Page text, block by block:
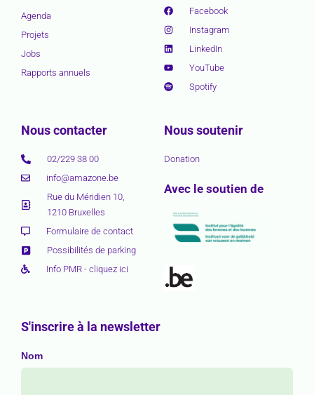
Agenda
Projets
Jobs
Rapports annuels
Facebook
Instagram
LinkedIn
YouTube
Spotify
Nous contacter
02/229 38 00
info@amazone.be
Rue du Méridien 10,
1210 Bruxelles
Formulaire de contact
Possibilités de parking
Info PMR - cliquez ici
Nous soutenir
Donation
Avec le soutien de
S'inscrire à la newsletter
Nom